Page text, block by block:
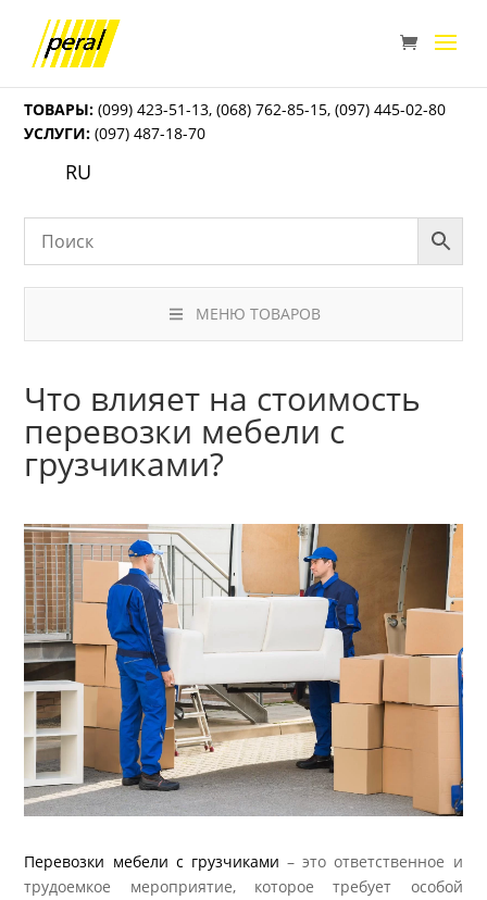
ТОВАРЫ: (099) 423-51-13,(068) 762-85-15,(097) 445-02-80
УСЛУГИ: (097) 487-18-70
RU
МЕНЮ ТОВАРОВ
Что влияет на стоимость
перевозки мебели с
грузчиками?
Перевозки мебели с грузчиками – это ответственное и
трудоемкое мероприятие, которое требует особой